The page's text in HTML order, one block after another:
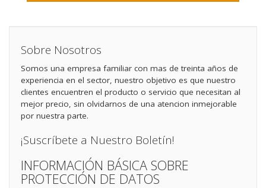
Sobre Nosotros
Somos una empresa familiar con mas de treinta años de
experiencia en el sector, nuestro objetivo es que nuestro
clientes encuentren el producto o servicio que necesitan al
mejor precio, sin olvidarnos de una atencion inmejorable
por nuestra parte.
¡Suscríbete a Nuestro Boletín!
INFORMACIÓN BÁSICA SOBRE
PROTECCIÓN DE DATOS